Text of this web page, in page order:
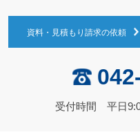
資料・見積もり請求の依頼
受付時間 平日